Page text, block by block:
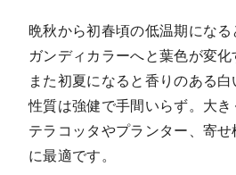
晩秋から初春頃の低温期にな
ガンディカラーへと葉色が変化
また初夏になると香りのある白
性質は強健で手間いらず。大
テラコッタやプランター、寄
に最適です。